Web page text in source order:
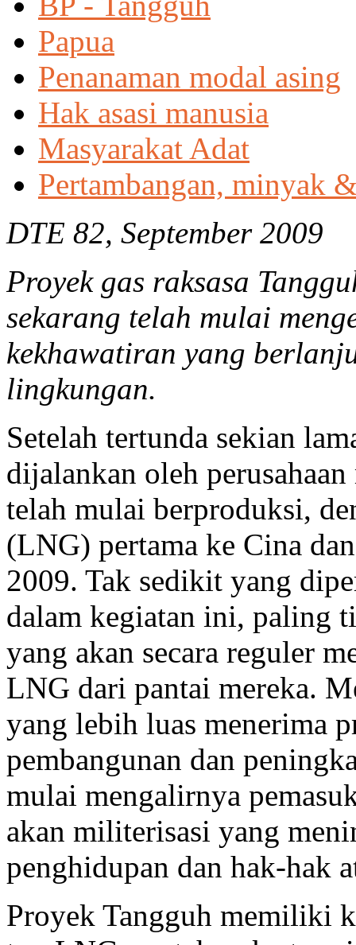
Papua
Penanaman modal asing
Hak asasi manusia
Masyarakat Adat
Pertambangan, minyak
DTE 82, September 2009
Proyek gas raksasa
sekarang telah mulai
kekhawatiran yang
lingkungan.
Setelah tertunda sekian
dijalankan oleh
telah mulai berproduksi,
(LNG) pertama ke Cina
2009. Tak sedikit yang
dalam kegiatan ini, paling
yang akan secara reguler
LNG dari pantai mereka.
yang lebih luas menerima
pembangunan dan
mulai mengalirnya
akan militerisasi yang
penghidupan dan hak-hak
Proyek Tangguh memiliki